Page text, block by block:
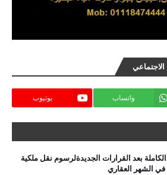
واتساب يوتيوب
بعد القرارات الجديدةلرسوم نقل ملكية
في الشهر العقاري